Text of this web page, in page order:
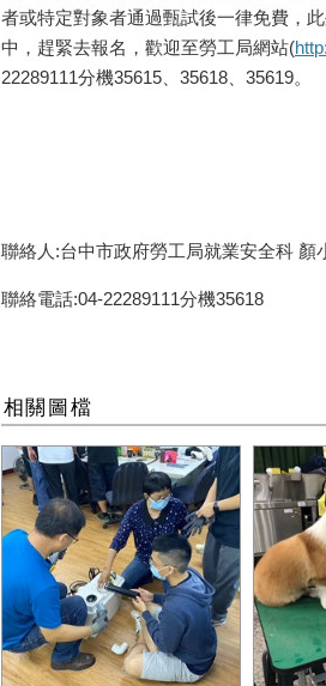
者或特定對象者通過甄試後一律免費，
中，趕緊去報名，歡迎至勞工局網站(
22289111分機35615、35618、35619。
聯絡人:台中市政府勞工局就業安全科 顏
聯絡電話:04-22289111分機35618
相關圖檔